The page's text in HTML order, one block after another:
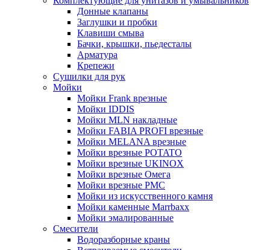
Донные клапаны
Заглушки и пробки
Клавиши смыва
Бачки, крышки, пьедесталы
Арматура
Крепежи
Сушилки для рук
Мойки
Мойки Frank врезные
Мойки IDDIS
Мойки MLN накладные
Мойки FABIA PROFI врезные
Мойки MELANA врезные
Мойки врезные POTATO
Мойки врезные UKINOX
Мойки врезные Омега
Мойки врезные РМС
Мойки из искусственного камня
Мойки каменные Marrbaxx
Мойки эмалированные
Смесители
Водоразборные краны